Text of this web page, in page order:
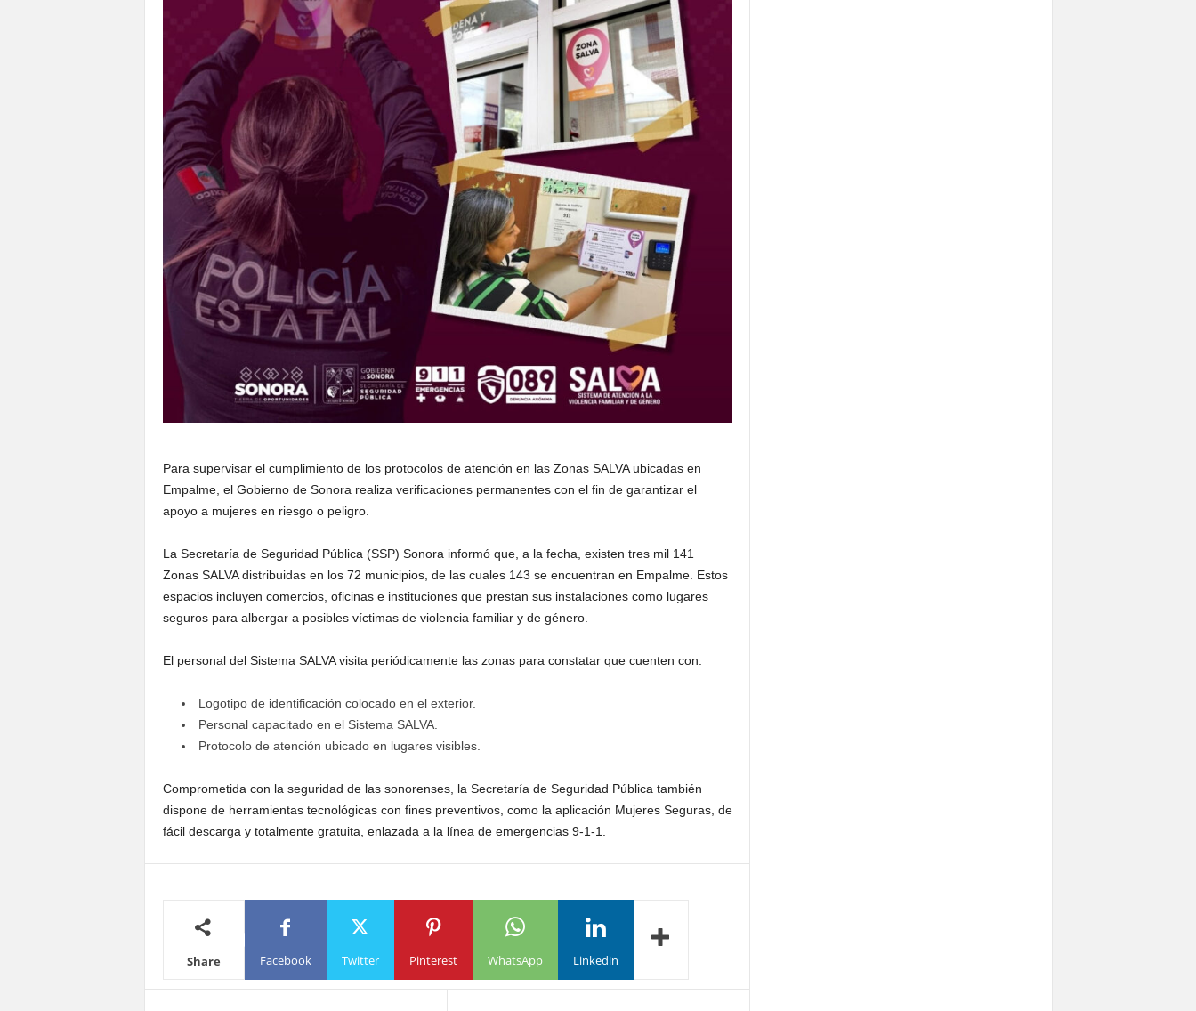
Para supervisar el cumplimiento de los protocolos de atención en las Zonas SALVA ubicadas en
Empalme, el Gobierno de Sonora realiza verificaciones permanentes con el fin de garantizar el
apoyo a mujeres en riesgo o peligro.
La Secretaría de Seguridad Pública (SSP) Sonora informó que, a la fecha, existen tres mil 141
Zonas SALVA distribuidas en los 72 municipios, de las cuales 143 se encuentran en Empalme. Estos
espacios incluyen comercios, oficinas e instituciones que prestan sus instalaciones como lugares
seguros para albergar a posibles víctimas de violencia familiar y de género.
El personal del Sistema SALVA visita periódicamente las zonas para constatar que cuenten con:
Logotipo de identificación colocado en el exterior.
Personal capacitado en el Sistema SALVA.
Protocolo de atención ubicado en lugares visibles.
Comprometida con la seguridad de las sonorenses, la Secretaría de Seguridad Pública también
dispone de herramientas tecnológicas con fines preventivos, como la aplicación Mujeres Seguras, de
fácil descarga y totalmente gratuita, enlazada a la línea de emergencias 9-1-1.
Share Facebook Twitter Pinterest WhatsApp Linkedin